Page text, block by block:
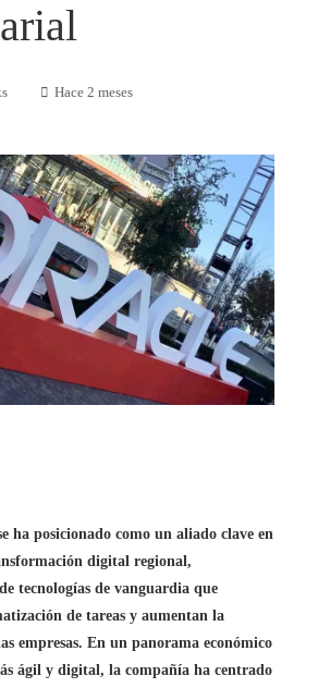
Hace 2 meses
ha posicionado como un aliado clave en
digital regional,
tecnologías de vanguardia que
de tareas y aumentan la
empresas. En un panorama económico
ágil y digital, la compañía ha centrado